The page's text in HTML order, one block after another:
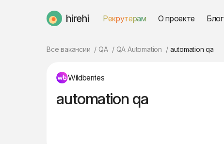
HireHi Рекрутерам О проекте Блог
Все вакансии QA QA Automation automation qa
Wildberries
automation qa